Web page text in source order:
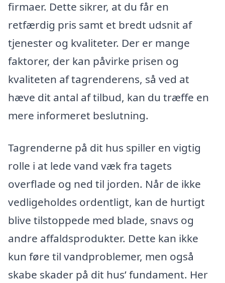
firmaer. Dette sikrer, at du får en
retfærdig pris samt et bredt udsnit af
tjenester og kvaliteter. Der er mange
faktorer, der kan påvirke prisen og
kvaliteten af tagrenderens, så ved at
hæve dit antal af tilbud, kan du træffe en
mere informeret beslutning.
Tagrenderne på dit hus spiller en vigtig
rolle i at lede vand væk fra tagets
overflade og ned til jorden. Når de ikke
vedligeholdes ordentligt, kan de hurtigt
blive tilstoppede med blade, snavs og
andre affaldsprodukter. Dette kan ikke
kun føre til vandproblemer, men også
skabe skader på dit hus’ fundament. Her